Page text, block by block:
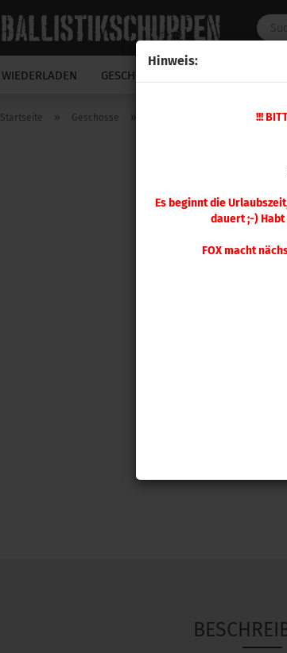
Hinweis:
!!!
Es beginnt die
dauert ;-)
FOX macht
WIEDERLADEN GESCHOSSE
Startseite » Geschosse » Sierra